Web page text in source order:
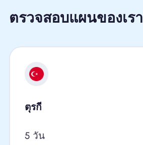
ตรวจสอบแผนของเรา
ตุรกี
5 วัน